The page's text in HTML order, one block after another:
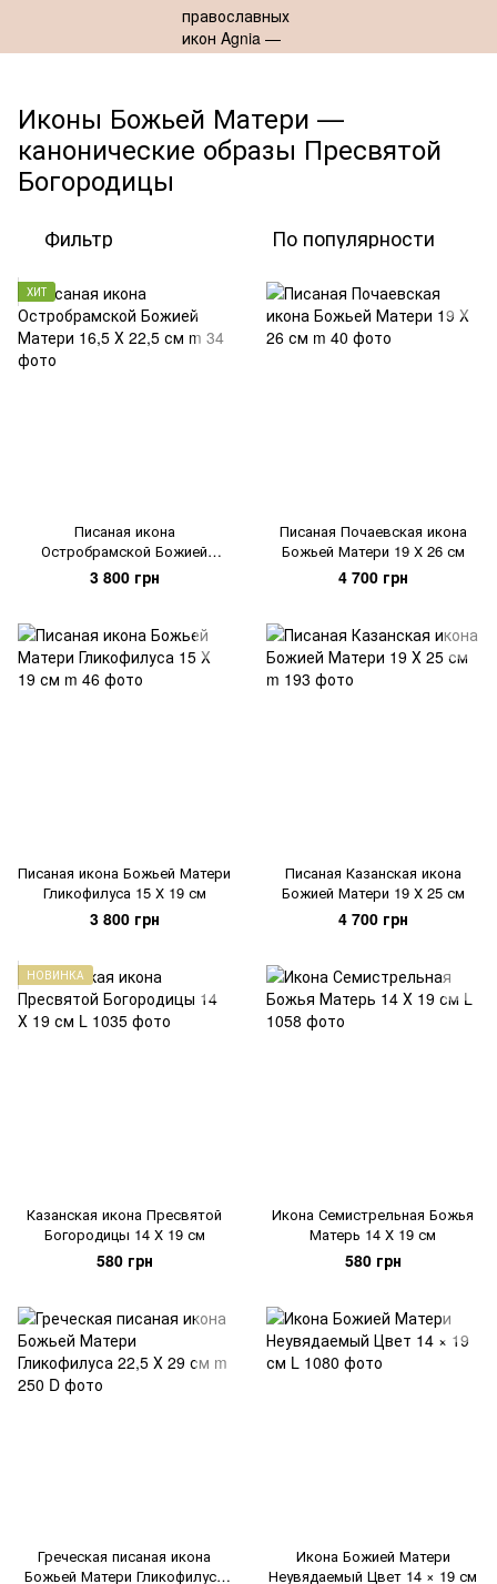
Иконы Божьей Матери —
канонические образы Пресвятой
Богородицы
Фильтр По популярности
ХИТ
Писаная икона
Остробрамской Божией
Матери 16,5 Х 22,5 см
3 800 грн
Писаная Почаевская икона
Божьей Матери 19 Х 26 см
4 700 грн
Писаная икона Божьей Матери
Гликофилуса 15 Х 19 см
3 800 грн
Писаная Казанская икона
Божией Матери 19 Х 25 см
4 700 грн
НОВИНКА
Казанская икона Пресвятой
Богородицы 14 Х 19 см
580 грн
Икона Семистрельная Божья
Матерь 14 Х 19 см
580 грн
Греческая писаная икона
Божьей Матери Гликофилуса
Икона Божией Матери
Неувядаемый Цвет 14 × 19 см